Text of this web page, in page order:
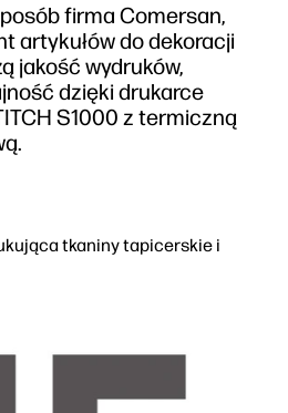
firma Comersan,
artykułów do dekoracji
jakość wydruków,
dzięki drukarce
S1000 z termiczną
tkaniny tapicerskie i